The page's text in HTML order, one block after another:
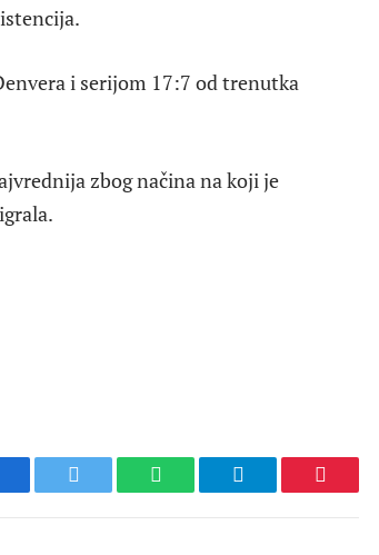
i serijom 17:7 od trenutka
zbog načina na koji je
Twitter WhatsAppTelegram Pinterest